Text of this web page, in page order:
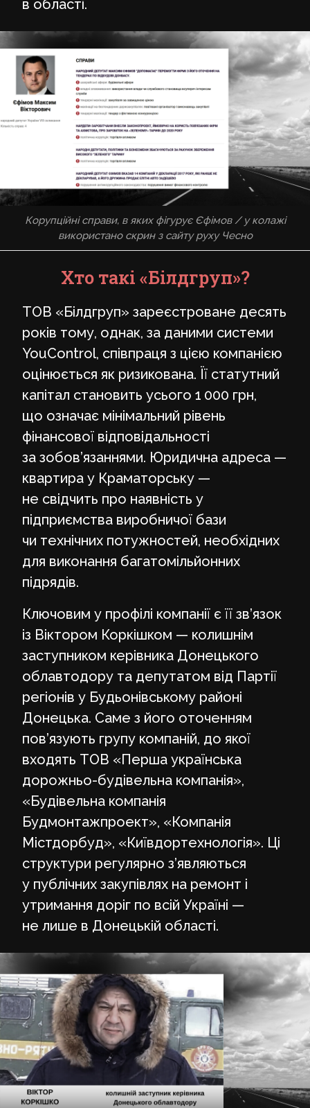
в області.
Корупційні справи, в яких фігурує Єфімов / у колажі
використано скрин з сайту руху Чесно
Хто такі «Білдгруп»?
ТОВ «Білдгруп» зареєстроване десять
років тому, однак, за даними системи
YouControl, співпраця з цією компанією
оцінюється як ризикована. Її статутний
капітал становить усього 1 000 грн,
що означає мінімальний рівень
фінансової відповідальності
за зобов’язаннями. Юридична адреса —
квартира у Краматорську —
не свідчить про наявність у
підприємства виробничої бази
чи технічних потужностей, необхідних
для виконання багатомільйонних
підрядів.
Ключовим у профілі компанії є її зв’язок
із Віктором Коркішком — колишнім
заступником керівника Донецького
облавтодору та депутатом від Партії
регіонів у Будьонівському районі
Донецька. Саме з його оточенням
пов’язують групу компаній, до якої
входять ТОВ «Перша українська
дорожньо-будівельна компанія»,
«Будівельна компанія
Будмонтажпроект», «Компанія
Містдорбуд», «Київдортехнологія». Ці
структури регулярно з’являються
у публічних закупівлях на ремонт і
утримання доріг по всій Україні —
не лише в Донецькій області.